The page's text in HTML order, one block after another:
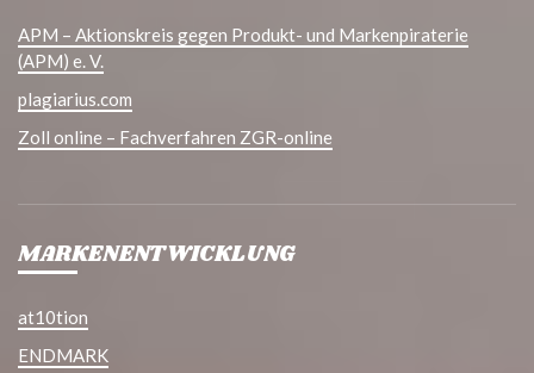
APM – Aktionskreis gegen Produkt- und Markenpiraterie
(APM) e. V.
plagiarius.com
Zoll online – Fachverfahren ZGR-online
MARKENENTWICKLUNG
at10tion
ENDMARK